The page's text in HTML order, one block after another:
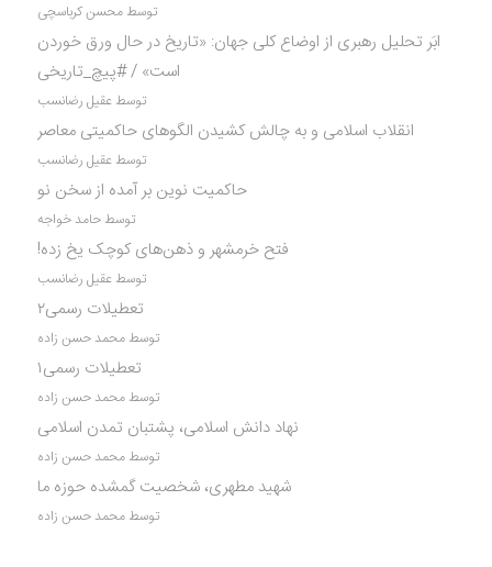
توسط محسن کرباسچی
ابَر تحلیل رهبری از اوضاع کلی جهان: «تاریخ در حال ورق خوردن
است» / #پیچ_تاریخی
توسط عقیل رضانسب
انقلاب اسلامی و به چالش کشیدن الگوهای حاکمیتی معاصر
توسط عقیل رضانسب
حاکمیت نوین بر آمده از سخن نو
توسط حامد خواجه
فتح خرمشهر و ذهن‌های کوچک یخ زده!
توسط عقیل رضانسب
تعطیلات رسمی۲
توسط محمد حسن زاده
تعطیلات رسمی۱
توسط محمد حسن زاده
نهاد دانش اسلامی، پشتبان تمدن اسلامی
توسط محمد حسن زاده
شهید مطهری، شخصیت گمشده حوزه ما
توسط محمد حسن زاده